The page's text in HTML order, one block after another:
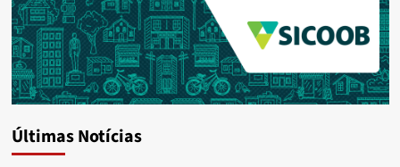
Últimas Notícias